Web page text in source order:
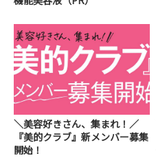
＼美容好きさん、集まれ！／
『美的クラブ』新メンバー募集
開始！